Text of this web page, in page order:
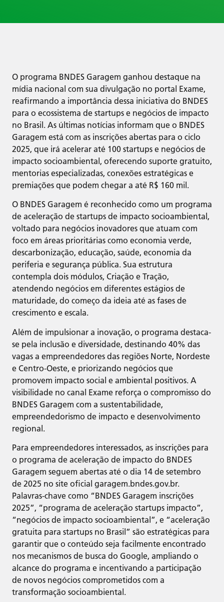
O programa BNDES Garagem ganhou destaque na
mídia nacional com sua divulgação no portal Exame,
reafirmando a importância dessa iniciativa do BNDES
para o ecossistema de startups e negócios de impacto
no Brasil. As últimas notícias informam que o BNDES
Garagem está com as inscrições abertas para o ciclo
2025, que irá acelerar até 100 startups e negócios de
impacto socioambiental, oferecendo suporte gratuito,
mentorias especializadas, conexões estratégicas e
premiações que podem chegar a até R$ 160 mil.
O BNDES Garagem é reconhecido como um programa
de aceleração de startups de impacto socioambiental,
voltado para negócios inovadores que atuam com
foco em áreas prioritárias como economia verde,
descarbonização, educação, saúde, economia da
periferia e segurança pública. Sua estrutura
contempla dois módulos, Criação e Tração,
atendendo negócios em diferentes estágios de
maturidade, do começo da ideia até as fases de
crescimento e escala.
Além de impulsionar a inovação, o programa destaca-
se pela inclusão e diversidade, destinando 40% das
vagas a empreendedores das regiões Norte, Nordeste
e Centro-Oeste, e priorizando negócios que
promovem impacto social e ambiental positivos. A
visibilidade no canal Exame reforça o compromisso do
BNDES Garagem com a sustentabilidade,
empreendedorismo de impacto e desenvolvimento
regional.
Para empreendedores interessados, as inscrições para
o programa de aceleração de impacto do BNDES
Garagem seguem abertas até o dia 14 de setembro
de 2025 no site oficial garagem.bndes.gov.br.
Palavras-chave como “BNDES Garagem inscrições
2025”, “programa de aceleração startups impacto”,
“negócios de impacto socioambiental”, e “aceleração
gratuita para startups no Brasil” são estratégicas para
garantir que o conteúdo seja facilmente encontrado
nos mecanismos de busca do Google, ampliando o
alcance do programa e incentivando a participação
de novos negócios comprometidos com a
transformação socioambiental.